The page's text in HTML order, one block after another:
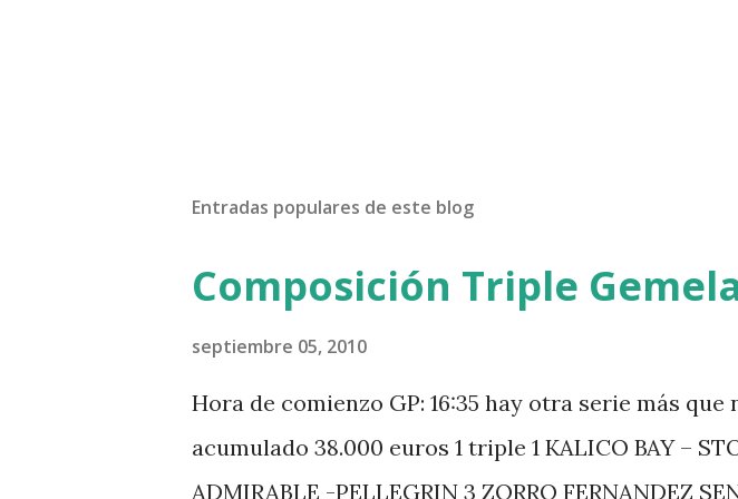
Entradas populares de este blog
Composición Triple
septiembre 05, 2010
Hora de comienzo GP: 16:35 hay otra serie más que
acumulado 38.000 euros 1 triple 1 KALICO BAY –
ADMIRABLE -PELLEGRIN 3 ZORRO FERNANDEZ